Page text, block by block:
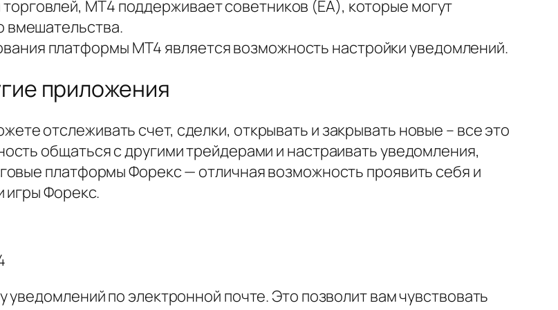
MT4 поддерживает советников (EA), которые могут
вмешательства.
платформы MT4 является возможность настройки уведомлений.
приложения
отслеживать счет, сделки, открывать и закрывать новые – все это
общаться с другими трейдерами и настраивать уведомления,
платформы Форекс — отличная возможность проявить себя и
игры Форекс.
по электронной почте. Это позволит вам чувствовать